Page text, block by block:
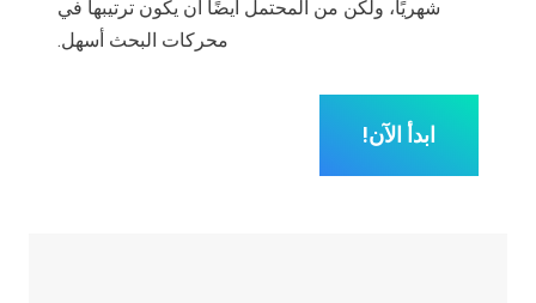
شهريًا، ولكن من المحتمل أيضًا أن يكون ترتيبها في
محركات البحث أسهل.
ابدأ الآن!